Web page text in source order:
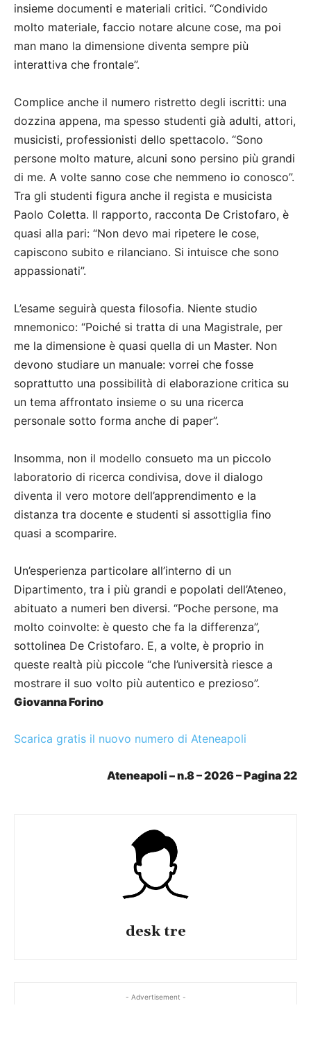
insieme documenti e materiali critici. “Condivido
molto materiale, faccio notare alcune cose, ma poi
man mano la dimensione diventa sempre più
interattiva che frontale”.
Complice anche il numero ristretto degli iscritti: una
dozzina appena, ma spesso studenti già adulti, attori,
musicisti, professionisti dello spettacolo. “Sono
persone molto mature, alcuni sono persino più grandi
di me. A volte sanno cose che nemmeno io conosco”.
Tra gli studenti figura anche il regista e musicista
Paolo Coletta. Il rapporto, racconta De Cristofaro, è
quasi alla pari: “Non devo mai ripetere le cose,
capiscono subito e rilanciano. Si intuisce che sono
appassionati”.
L’esame seguirà questa filosofia. Niente studio
mnemonico: “Poiché si tratta di una Magistrale, per
me la dimensione è quasi quella di un Master. Non
devono studiare un manuale: vorrei che fosse
soprattutto una possibilità di elaborazione critica su
un tema affrontato insieme o su una ricerca
personale sotto forma anche di paper”.
Insomma, non il modello consueto ma un piccolo
laboratorio di ricerca condivisa, dove il dialogo
diventa il vero motore dell’apprendimento e la
distanza tra docente e studenti si assottiglia fino
quasi a scomparire.
Un’esperienza particolare all’interno di un
Dipartimento, tra i più grandi e popolati dell’Ateneo,
abituato a numeri ben diversi. “Poche persone, ma
molto coinvolte: è questo che fa la differenza”,
sottolinea De Cristofaro. E, a volte, è proprio in
queste realtà più piccole “che l’università riesce a
mostrare il suo volto più autentico e prezioso”.
Giovanna Forino
Scarica gratis il nuovo numero di Ateneapoli
Ateneapoli – n.8 – 2026 – Pagina 22
desk tre
- Advertisement -